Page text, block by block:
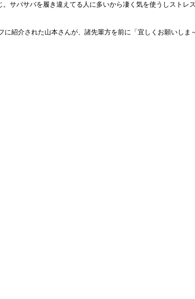
サバサバを履き違えてる人に多いから凄く気を使うしスト
紹介された山本さんが、諸先輩方を前に「宜しくお願いし